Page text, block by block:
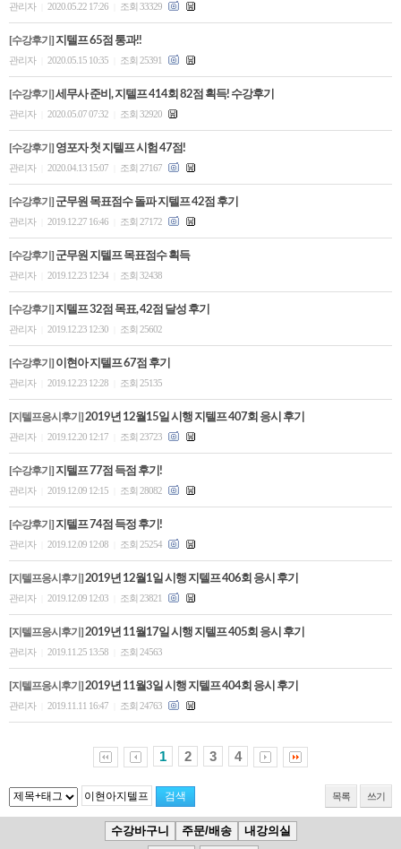
관리자 2020.05.22 17:26 조회 33329
[수강후기] 지텔프 65점 통과!!
관리자 2020.05.15 10:35 조회 25391
[수강후기] 세무사 준비, 지텔프 414회 82점 획득! 수강후기
관리자 2020.05.07 07:32 조회 32920
[수강후기] 영포자 첫 지텔프 시험 47점!
관리자 2020.04.13 15:07 조회 27167
[수강후기] 군무원 목표점수 돌파 지텔프 42점 후기
관리자 2019.12.27 16:46 조회 27172
[수강후기] 군무원 지텔프 목표점수 획득
관리자 2019.12.23 12:34 조회 32438
[수강후기] 지텔프 32점 목표, 42점 달성 후기
관리자 2019.12.23 12:30 조회 25602
[수강후기] 이현아 지텔프 67점 후기
관리자 2019.12.23 12:28 조회 25135
[지텔프응시후기] 2019년 12월15일 시행 지텔프 407회 응시 후기
관리자 2019.12.20 12:17 조회 23723
[수강후기] 지텔프 77점 득점 후기!
관리자 2019.12.09 12:15 조회 28082
[수강후기] 지텔프 74점 득정 후기!
관리자 2019.12.09 12:08 조회 25254
[지텔프응시후기] 2019년 12월1일 시행 지텔프 406회 응시 후기
관리자 2019.12.09 12:03 조회 23821
[지텔프응시후기] 2019년 11월17일 시행 지텔프 405회 응시 후기
관리자 2019.11.25 13:58 조회 24563
[지텔프응시후기] 2019년 11월3일 시행 지텔프 404회 응시 후기
관리자 2019.11.11 16:47 조회 24763
1 2 3 4
목록 쓰기
수강바구니 주문/배송
내강의실